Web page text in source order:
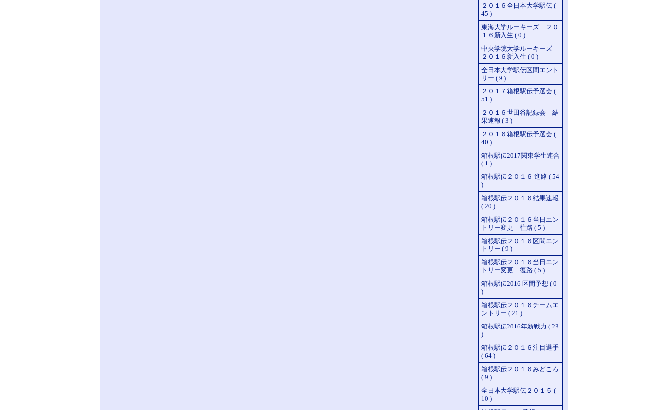
２０１６全日本大学駅伝 (
45 )
東海大学ルーキーズ ２０
１６新入生 ( 0 )
中央学院大学ルーキーズ
２０１６新入生 ( 0 )
全日本大学駅伝区間エント
リー ( 9 )
２０１７箱根駅伝予選会 (
51 )
２０１６世田谷記録会 結
果速報 ( 3 )
２０１６箱根駅伝予選会 (
40 )
箱根駅伝2017関東学生連合
( 1 )
箱根駅伝２０１６ 進路 ( 54
)
箱根駅伝２０１６結果速報
( 20 )
箱根駅伝２０１６当日エン
トリー変更 往路 ( 5 )
箱根駅伝２０１６区間エン
トリー ( 9 )
箱根駅伝２０１６当日エン
トリー変更 復路 ( 5 )
箱根駅伝2016 区間予想 ( 0
)
箱根駅伝２０１６チームエ
ントリー ( 21 )
箱根駅伝2016年新戦力 ( 23
)
箱根駅伝２０１６注目選手
( 64 )
箱根駅伝２０１６みどころ
( 9 )
全日本大学駅伝２０１５ (
10 )